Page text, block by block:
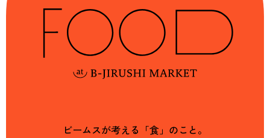
ビームスが考える「食」のこと。